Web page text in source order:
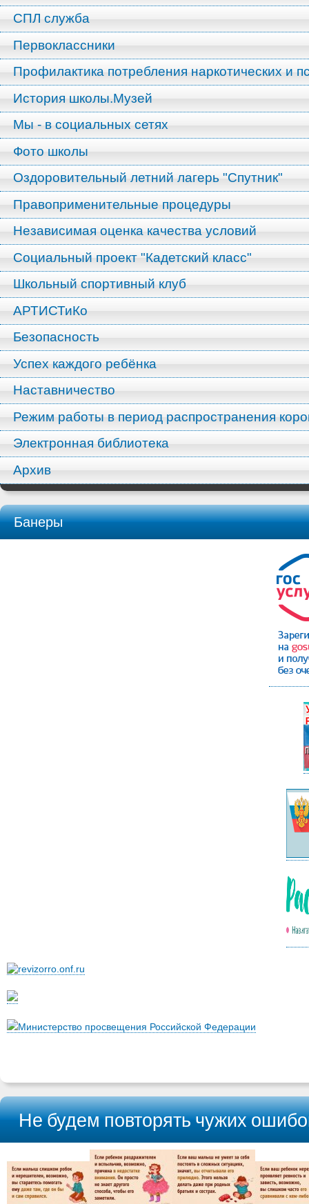
СПЛ служба
Первоклассники
Профилактика потребления наркотических и
История школы.Музей
Мы - в социальных сетях
Фото школы
Оздоровительный летний лагерь "Спутник"
Правоприменительные процедуры
Независимая оценка качества условий
Социальный проект "Кадетский класс"
Школьный спортивный клуб
АРТИСТиКо
Безопасность
Успех каждого ребёнка
Наставничество
Режим работы в период распространения
Электронная библиотека
Архив
Банеры
Министерство просвещения Российской Федерации
Не будем повторять чужих